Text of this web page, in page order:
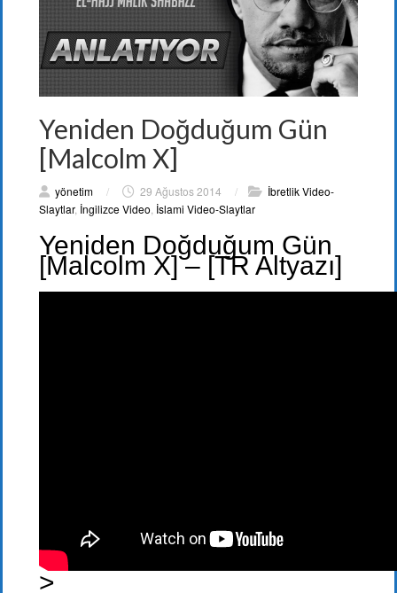
Yeniden Doğduğum Gün
[Malcolm X]
yönetim / 29 Ağustos 2014 /
İbretlik Video-
Slaytlar, İngilizce Video, İslami Video-Slaytlar
Yeniden Doğduğum Gün
[Malcolm X] – [TR Altyazı]
>